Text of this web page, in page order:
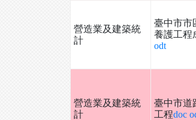
營造業及建築統
計
臺中市市
養護工程
odt
營造業及建築統
計
臺中市道
工程doc